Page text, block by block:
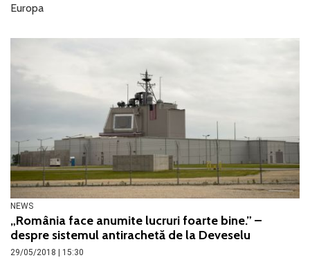
Europa
NEWS
„România face anumite lucruri foarte bine.” –
despre sistemul antirachetă de la Deveselu
29/05/2018 | 15:30